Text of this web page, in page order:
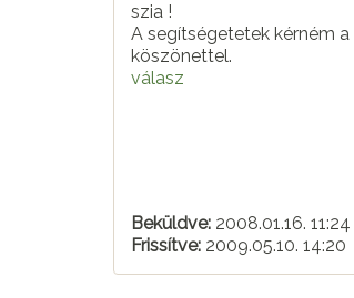
szia !
A segítségetetek kérném
köszönettel.
válasz
Beküldve: 2008.01.16. 11:24
Frissítve: 2009.05.10. 14:20